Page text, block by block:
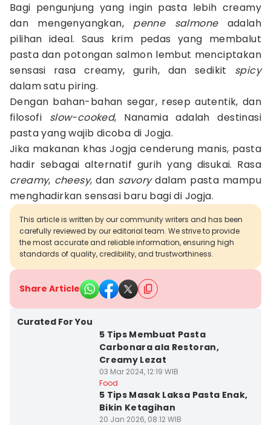
Bagi pengunjung yang ingin pasta lebih creamy
dan mengenyangkan, penne salmoneadalah
pilihan ideal. Saus krim pedas yang membalut
pasta dan potongan salmon lembut menciptakan
sensasi rasa creamy, gurih, dan sedikit spicy
dalam satu piring.
Dengan bahan-bahan segar, resep autentik, dan
filosofi slow-cooked, Nanamia adalah destinasi
pasta yang wajib dicoba di Jogja.
Jika makanan khas Jogja cenderung manis, pasta
hadir sebagai alternatif gurih yang disukai. Rasa
creamy, cheesy, dan savorydalam pasta mampu
menghadirkan sensasi baru bagi di Jogja.
This article is written by our community writers and has been
carefully reviewed by our editorial team. We strive to provide
the most accurate and reliable information, ensuring high
standards of quality, credibility, and trustworthiness.
Share Article
Curated For You
5 Tips Membuat Pasta
Carbonara ala Restoran,
Creamy Lezat
03 Mar 2024, 12:19 WIB
Food
5 Tips Masak Laksa Pasta Enak,
Bikin Ketagihan
20 Jan 2026, 08:12 WIB